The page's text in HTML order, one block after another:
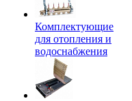
Комплектующие
для отопления и
водоснабжения